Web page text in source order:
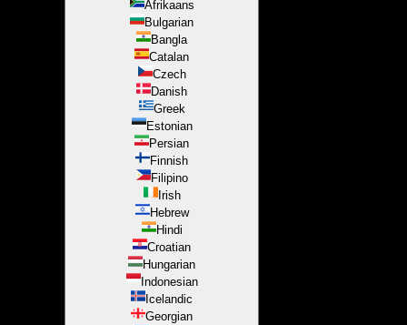
Afrikaans
Bulgarian
Bangla
Catalan
Czech
Danish
Greek
Estonian
Persian
Finnish
Filipino
Irish
Hebrew
Hindi
Croatian
Hungarian
Indonesian
Icelandic
Georgian